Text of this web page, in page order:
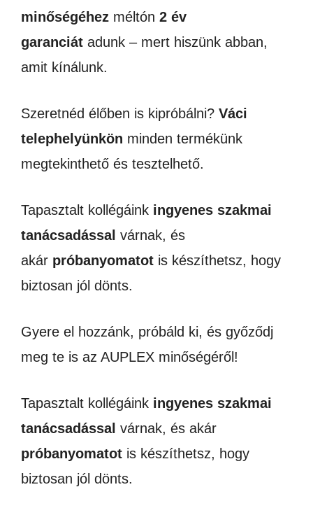
minőségéhez méltón 2 év
garanciát adunk – mert hiszünk abban,
amit kínálunk.
Szeretnéd élőben is kipróbálni? Váci
telephelyünkön minden termékünk
megtekinthető és tesztelhető.
Tapasztalt kollégáink ingyenes szakmai
tanácsadással várnak, és
akár próbanyomatot is készíthetsz, hogy
biztosan jól dönts.
Gyere el hozzánk, próbáld ki, és győződj
meg te is az AUPLEX minőségéről!
Tapasztalt kollégáink ingyenes szakmai
tanácsadással várnak, és akár
próbanyomatot is készíthetsz, hogy
biztosan jól dönts.